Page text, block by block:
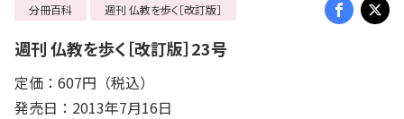
分冊百科 週刊 仏教を歩く［改訂版］
週刊 仏教を歩く［改訂版］23号
定価：607円（税込）
発売日：2013年7月16日